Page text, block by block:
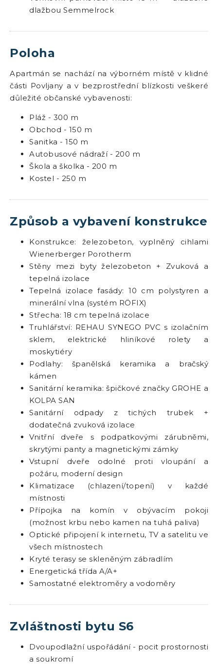
dlažbou Semmelrock
Poloha
Apartmán se nachází na výborném místě v klidné
části Povljany a v bezprostřední blízkosti veškeré
důležité občanské vybavenosti:
Pláž - 300 m
Obchod - 150 m
Sanitka - 150 m
Autobusové nádraží - 200 m
Škola a školka - 200 m
Kostel - 250 m
Způsob a vybavení konstrukce
Konstrukce: železobeton, vyplněný cihlami
Wienerberger Porotherm
Stěny mezi byty železobeton + Zvuková a
tepelná izolace
Tepelná izolace fasády: 10 cm polystyren a
minerální vlna (systém RÖFIX)
Střecha: 18 cm tepelná izolace
Truhlářství: REHAU SYNEGO PVC s izolačním
sklem, elektrické hliníkové rolety a
moskytiéry
Podlahy: španělská keramika a bračský
kámen
Sanitární keramika: špičkové značky GROHE a
KOLPA SAN
Sanitární odpady z tichých trubek +
dodatečná zvuková izolace
Vnitřní dveře s podpatkovými zárubněmi,
skrytými panty a magnetickými zámky
Vstupní dveře odolné proti vloupání a
požáru, moderní design
Klimatizace (chlazení/topení) v každé
místnosti
Přípojka na komín v obývacím pokoji
(možnost krbu nebo kamen na tuhá paliva)
Optické připojení k internetu, TV a satelitu ve
všech místnostech
Kryté terasy se skleněným zábradlím
Energetická třída A/A+
Samostatné elektroměry a vodoměry
Zvláštnosti bytu S6
Dvoupodlažní uspořádání - pocit prostornosti
a soukromí